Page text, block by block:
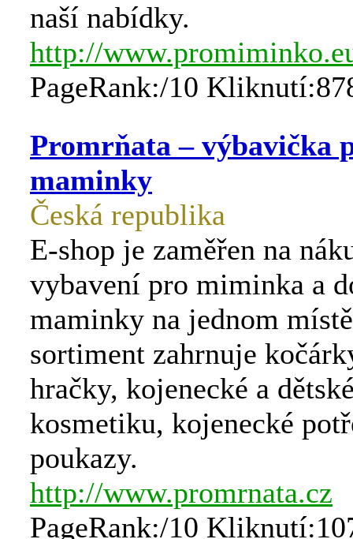
naší nabídky.
http://
PageRank:/10
Promrňata – výbavička
maminky
Česká republika
E-shop je zaměřen na
vybavení pro miminka a
maminky na jednom
sortiment zahrnuje
hračky, kojenecké a
kosmetiku, kojenecké
poukazy.
http://www.promrnata.cz
PageRank:/10